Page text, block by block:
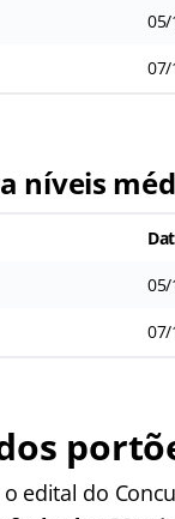
níveis
edital do